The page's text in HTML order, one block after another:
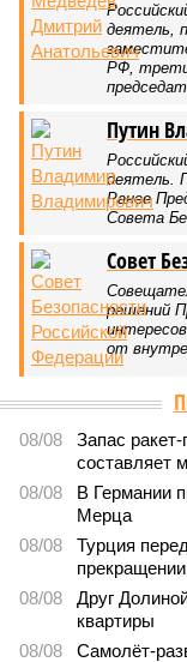
деятель,
РФ,
Путин
деятель.
Ранее
Совета
Совет
решений
от
08/08
Запас
составляет
08/08
В Германии
Мерца
08/08
Турция
прекращении
08/08
Друг
квартиры
08/08
Самолёт-